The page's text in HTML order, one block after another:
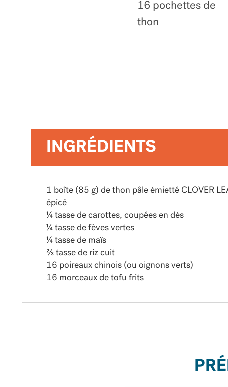
16 pochettes de
thon
INGRÉDIENTS
1 boîte (85 g) de thon pâle émietté CLOVER
épicé
¼ tasse de carottes, coupées en dés
¼ tasse de fèves vertes
¼ tasse de maïs
⅔ tasse de riz cuit
16 poireaux chinois (ou oignons verts)
16 morceaux de tofu frits